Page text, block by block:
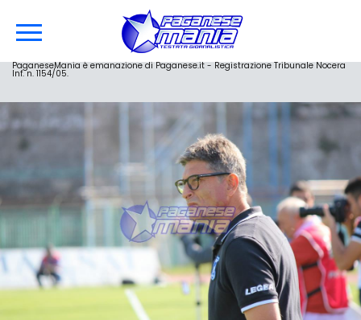
PaganeseMania è emanazione di Paganese.it - Registrazione Tribunale Nocera
Inf. n. 1154/05.